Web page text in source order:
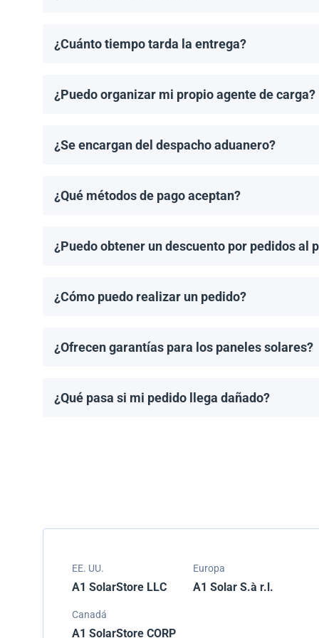
¿Cuánto tiempo tarda la entrega?
¿Puedo organizar mi propio agente de carga?
¿Se encargan del despacho aduanero?
¿Qué métodos de pago aceptan?
¿Puedo obtener un descuento por pedidos al
¿Cómo puedo realizar un pedido?
¿Ofrecen garantías para los paneles solares?
¿Qué pasa si mi pedido llega dañado?
EE. UU.
A1 SolarStore LLC
Europa
A1 Solar S.à r.l.
Canadá
A1 SolarStore CORP